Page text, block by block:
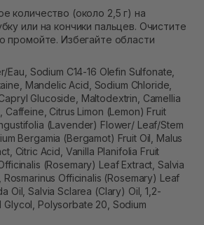
количество (около 2,5 г) на
или на кончики пальцев. Очистите
промойте. Избегайте области
Eau, Sodium C14-16 Olefin Sulfonate,
Mandelic Acid, Sodium Chloride,
Glucoside, Maltodextrin, Camellia
Caffeine, Citrus Limon (Lemon) Fruit
(Lavender) Flower/ Leaf/Stem
Bergamia (Bergamot) Fruit Oil, Malus
Citric Acid, Vanilla Planifolia Fruit
(Rosemary) Leaf Extract, Salvia
Officinalis (Rosemary) Leaf
Oil, Salvia Sclarea (Clary) Oil, 1,2-
Polysorbate 20, Sodium